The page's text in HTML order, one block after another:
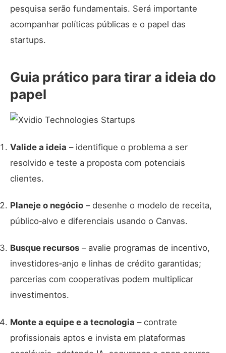
pesquisa serão fundamentais. Será importante
acompanhar políticas públicas e o papel das
startups.
Guia prático para tirar a ideia do
papel
Valide a ideia – identifique o problema a ser
resolvido e teste a proposta com potenciais
clientes.
Planeje o negócio – desenhe o modelo de receita,
público‑alvo e diferenciais usando o Canvas.
Busque recursos – avalie programas de incentivo,
investidores‑anjo e linhas de crédito garantidas;
parcerias com cooperativas podem multiplicar
investimentos.
Monte a equipe e a tecnologia – contrate
profissionais aptos e invista em plataformas